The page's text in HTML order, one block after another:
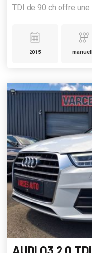
TDI de 90 ch offre une
2015
AUDI Q3 2.0